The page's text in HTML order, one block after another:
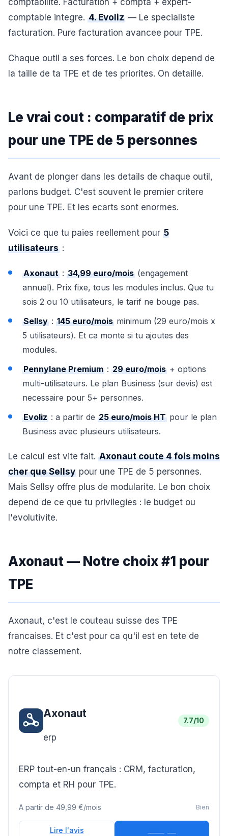
comptabilite. Facturation + compta + expert-
comptable integre. 4. Evoliz — Le specialiste
facturation. Pure facturation avancee pour TPE.
Chaque outil a ses forces. Le bon choix depend de
la taille de ta TPE et de tes priorites. On detaille.
Le vrai cout : comparatif de prix
pour une TPE de 5 personnes
Avant de plonger dans les details de chaque outil,
parlons budget. C'est souvent le premier critere
pour une TPE. Et les ecarts sont enormes.
Voici ce que tu paies reellement pour 5
utilisateurs :
Axonaut : 34,99 euro/mois (engagement
annuel). Prix fixe, tous les modules inclus. Que tu
sois 2 ou 10 utilisateurs, le tarif ne bouge pas.
Sellsy : 145 euro/mois minimum (29 euro/mois x
5 utilisateurs). Et ca monte si tu ajoutes des
modules.
Pennylane Premium : 29 euro/mois + options
multi-utilisateurs. Le plan Business (sur devis) est
necessaire pour 5+ personnes.
Evoliz : a partir de 25 euro/mois HT pour le plan
Business avec plusieurs utilisateurs.
Le calcul est vite fait. Axonaut coute 4 fois moins
cher que Sellsy pour une TPE de 5 personnes.
Mais Sellsy offre plus de modularite. Le bon choix
depend de ce que tu privilegies : le budget ou
l'evolutivite.
Axonaut — Notre choix #1 pour
TPE
Axonaut, c'est le couteau suisse des TPE
francaises. Et c'est pour ca qu'il est en tete de
notre classement.
Axonaut
erp
7.7/10
ERP tout-en-un français : CRM, facturation,
compta et RH pour TPE.
A partir de 49,99 €/mois Bien
Lire l'avis